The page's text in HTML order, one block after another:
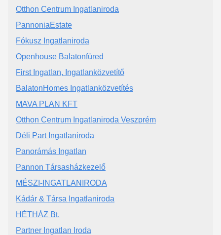
Otthon Centrum Ingatlaniroda
PannoniaEstate
Fókusz Ingatlaniroda
Openhouse Balatonfüred
First Ingatlan, Ingatlanközvetítő
BalatonHomes Ingatlanközvetítés
MAVA PLAN KFT
Otthon Centrum Ingatlaniroda Veszprém
Déli Part Ingatlaniroda
Panorámás Ingatlan
Pannon Társasházkezelő
MÉSZI-INGATLANIRODA
Kádár & Társa Ingatlaniroda
HÉTHÁZ Bt.
Partner Ingatlan Iroda